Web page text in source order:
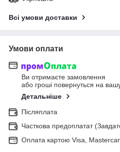
Всі умови доставки
Умови оплати
Ви отримаєте замовлення
або гроші повернуться на
Детальніше
Післяплата
Часткова предоплатат
Оплата картою Visa,